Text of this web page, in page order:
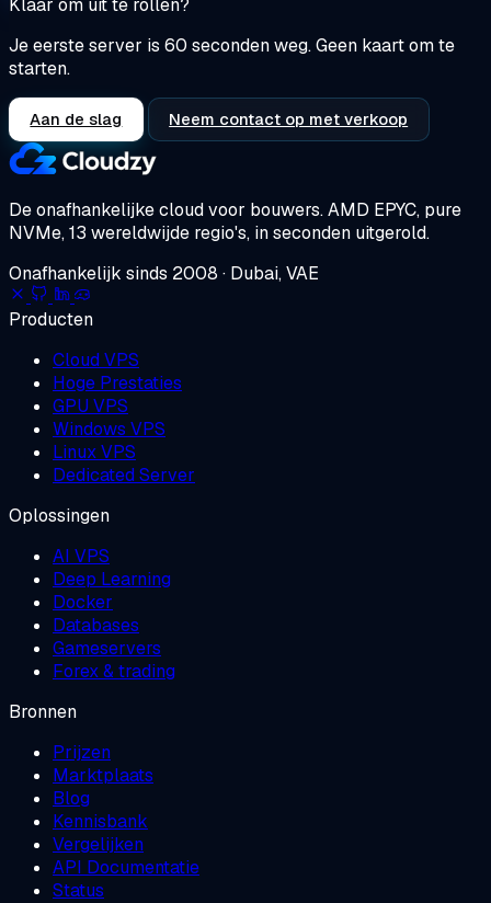
Je eerste server is 60 seconden weg. Geen kaart om te
starten.
Aan de slag Neem contact op met verkoop
De onafhankelijke cloud voor bouwers.AMD EPYC, pure
NVMe, 13 wereldwijde regio's, in seconden uitgerold.
Onafhankelijk sinds 2008 · Dubai, VAE
Producten
Cloud VPS
Hoge Prestaties
GPU VPS
Windows VPS
Linux VPS
Dedicated Server
Oplossingen
AI VPS
Deep Learning
Docker
Databases
Gameservers
Forex & trading
Bronnen
Prijzen
Marktplaats
Blog
Kennisbank
Vergelijken
API Documentatie
Status